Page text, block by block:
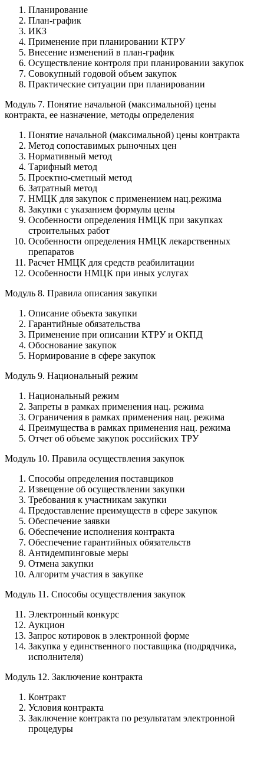
Планирование
План-график
ИКЗ
Применение при планировании КТРУ
Внесение изменений в план-график
Осуществление контроля при планировании закупок
Совокупный годовой объем закупок
Практические ситуации при планировании
Модуль 7. Понятие начальной (максимальной) цены
контракта, ее назначение, методы определения
Понятие начальной (максимальной) цены контракта
Метод сопоставимых рыночных цен
Нормативный метод
Тарифный метод
Проектно-сметный метод
Затратный метод
НМЦК для закупок с применением нац.режима
Закупки с указанием формулы цены
Особенности определения НМЦК при закупках
строительных работ
Особенности определения НМЦК лекарственных
препаратов
Расчет НМЦК для средств реабилитации
Особенности НМЦК при иных услугах
Модуль 8. Правила описания закупки
Описание объекта закупки
Гарантийные обязательства
Применение при описании КТРУ и ОКПД
Обоснование закупок
Нормирование в сфере закупок
Модуль 9. Национальный режим
Национальный режим
Запреты в рамках применения нац. режима
Ограничения в рамках применения нац. режима
Преимущества в рамках применения нац. режима
Отчет об объеме закупок российских ТРУ
Модуль 10. Правила осуществления закупок
Способы определения поставщиков
Извещение об осуществлении закупки
Требования к участникам закупки
Предоставление преимуществ в сфере закупок
Обеспечение заявки
Обеспечение исполнения контракта
Обеспечение гарантийных обязательств
Антидемпинговые меры
Отмена закупки
Алгоритм участия в закупке
Модуль 11. Способы осуществления закупок
Электронный конкурс
Аукцион
Запрос котировок в электронной форме
Закупка у единственного поставщика (подрядчика,
исполнителя)
Модуль 12. Заключение контракта
Контракт
Условия контракта
Заключение контракта по результатам электронной
процедуры